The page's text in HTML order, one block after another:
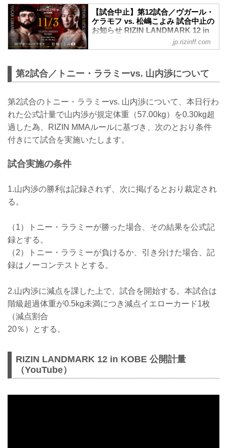
【試合中止】第12試合／ヴガール・
ケラモフ vs. 松嶋こよみ 試合中止の
お知らせ RIZIN LANDMARK 12 in
KOBE - RIZIN FIGHTING
FEDERATION オフィシャルサイト
にて開催されるRIZIN LANDMARK 12 in
KOBEの第12試合／ヴガール・ケラモフ
トップのため試合中止となりましたので
お知らせいたします。
ケラモフがウィルス性胃腸炎のためドク
ターストップ
ヴガール・ケラモフがウィルス性胃腸炎
方々には謹ん...
jp.rizinff.com
第2試合／トニー・ララミーvs. 山内渉について
第2試合のトニー・ララミーvs. 山内渉について、本日行わ
れた公式計量で山内渉が規定体重（57.00kg）を0.30kg超
過した為、RIZIN MMAルールに基づき、次のとおり条件
付きにて試合を実施いたします。
試合実施の条件
1.山内渉の勝利は記録されず、次に掲げるとおり裁定され
る。
（1）トニー・ララミーが勝った場合、その結果を公式記
録とする。
（2）トニー・ララミーが負けるか、引き分けた場合、記
録はノーコンテストとする。
2.山内渉に減点を課した上で、試合を開始する。本試合は
階級超過体重が0.5kg未満につき減点イエローカード1枚
（減点割合
20％）とする。
RIZIN LANDMARK 12 in KOBE 公開計量
（YouTube）